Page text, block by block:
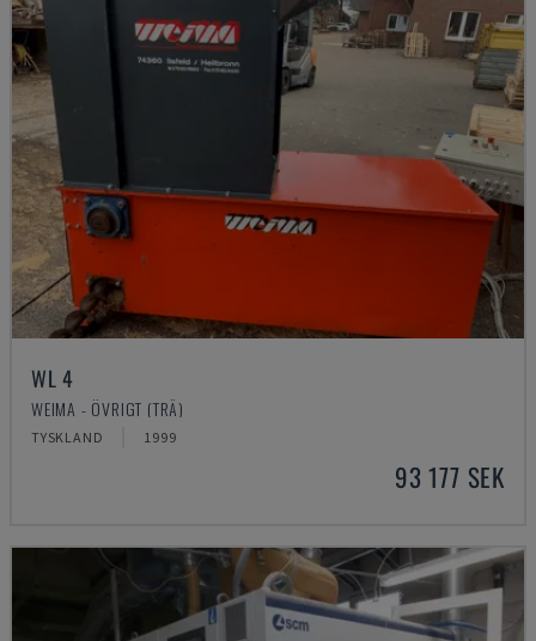
WL 4
WEIMA - ÖVRIGT (TRÄ)
TYSKLAND 1999
93 177 SEK